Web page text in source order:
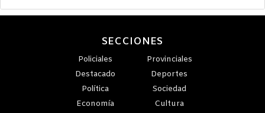
SECCIONES
Policiales
Provinciales
Destacado
Deportes
Política
Sociedad
Economía
Cultura